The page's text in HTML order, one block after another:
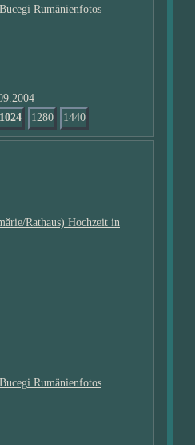
1024 1280 1440